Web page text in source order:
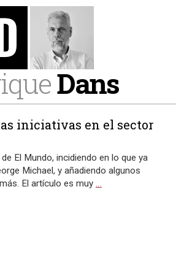
Dans
iniciativas en el sector
El Mundo, incidiendo en lo que ya
Michael, y añadiendo algunos
El artículo es muy …